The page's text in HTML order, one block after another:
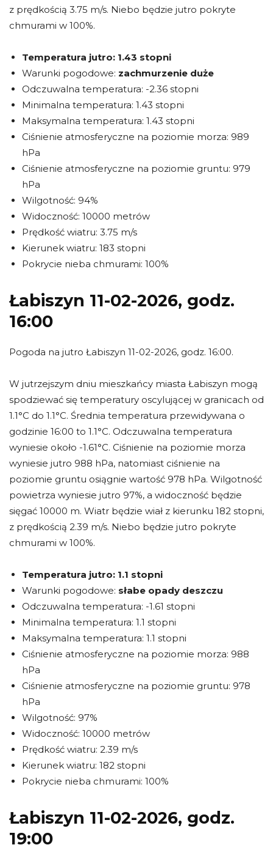
z prędkością 3.75 m/s. Niebo będzie jutro pokryte
chmurami w 100%.
Temperatura jutro: 1.43 stopni
Warunki pogodowe: zachmurzenie duże
Odczuwalna temperatura: -2.36 stopni
Minimalna temperatura: 1.43 stopni
Maksymalna temperatura: 1.43 stopni
Ciśnienie atmosferyczne na poziomie morza: 989
hPa
Ciśnienie atmosferyczne na poziomie gruntu: 979
hPa
Wilgotność: 94%
Widoczność: 10000 metrów
Prędkość wiatru: 3.75 m/s
Kierunek wiatru: 183 stopni
Pokrycie nieba chmurami: 100%
Łabiszyn 11-02-2026, godz.
16:00
Pogoda na jutro Łabiszyn 11-02-2026, godz. 16:00.
W jutrzejszym dniu mieszkańcy miasta Łabiszyn mogą
spodziewać się temperatury oscylującej w granicach od
1.1°C do 1.1°C. Średnia temperatura przewidywana o
godzinie 16:00 to 1.1°C. Odczuwalna temperatura
wyniesie około -1.61°C. Ciśnienie na poziomie morza
wyniesie jutro 988 hPa, natomiast ciśnienie na
poziomie gruntu osiągnie wartość 978 hPa. Wilgotność
powietrza wyniesie jutro 97%, a widoczność będzie
sięgać 10000 m. Wiatr będzie wiał z kierunku 182 stopni,
z prędkością 2.39 m/s. Niebo będzie jutro pokryte
chmurami w 100%.
Temperatura jutro: 1.1 stopni
Warunki pogodowe: słabe opady deszczu
Odczuwalna temperatura: -1.61 stopni
Minimalna temperatura: 1.1 stopni
Maksymalna temperatura: 1.1 stopni
Ciśnienie atmosferyczne na poziomie morza: 988
hPa
Ciśnienie atmosferyczne na poziomie gruntu: 978
hPa
Wilgotność: 97%
Widoczność: 10000 metrów
Prędkość wiatru: 2.39 m/s
Kierunek wiatru: 182 stopni
Pokrycie nieba chmurami: 100%
Łabiszyn 11-02-2026, godz.
19:00